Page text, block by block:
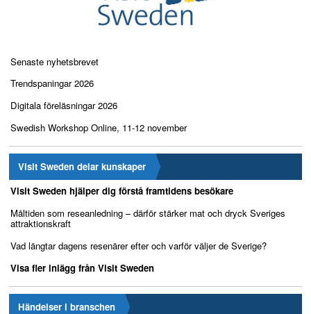
Senaste nyhetsbrevet
Trendspaningar 2026
Digitala föreläsningar 2026
Swedish Workshop Online, 11-12 november
Visit Sweden delar kunskaper
Visit Sweden hjälper dig förstå framtidens besökare
Måltiden som reseanledning – därför stärker mat och dryck Sveriges
attraktionskraft
Vad längtar dagens resenärer efter och varför väljer de Sverige?
Visa fler inlägg från Visit Sweden
Händelser i branschen